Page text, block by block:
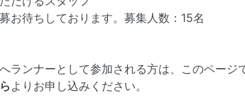
お待ちしております。募集人数：15名
ランナーとして参加される方は、このページ
よりお申し込みください。